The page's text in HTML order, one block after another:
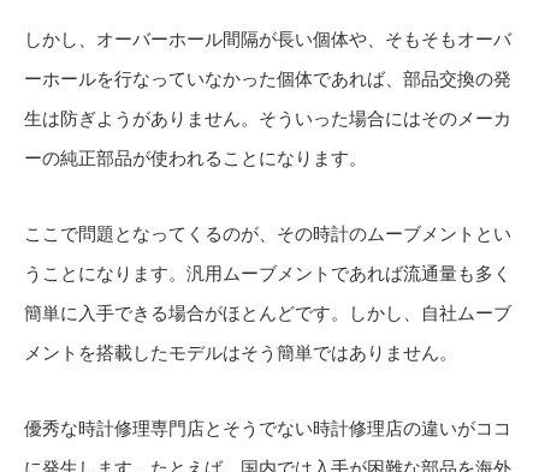
しかし、オーバーホール間隔が長い個体や、そもそもオーバ
ーホールを行なっていなかった個体であれば、部品交換の発
生は防ぎようがありません。そういった場合にはそのメーカ
ーの純正部品が使われることになります。
ここで問題となってくるのが、その時計のムーブメントとい
うことになります。汎用ムーブメントであれば流通量も多く
簡単に入手できる場合がほとんどです。しかし、自社ムーブ
メントを搭載したモデルはそう簡単ではありません。
優秀な時計修理専門店とそうでない時計修理店の違いがココ
に発生します。たとえば、国内では入手が困難な部品を海外